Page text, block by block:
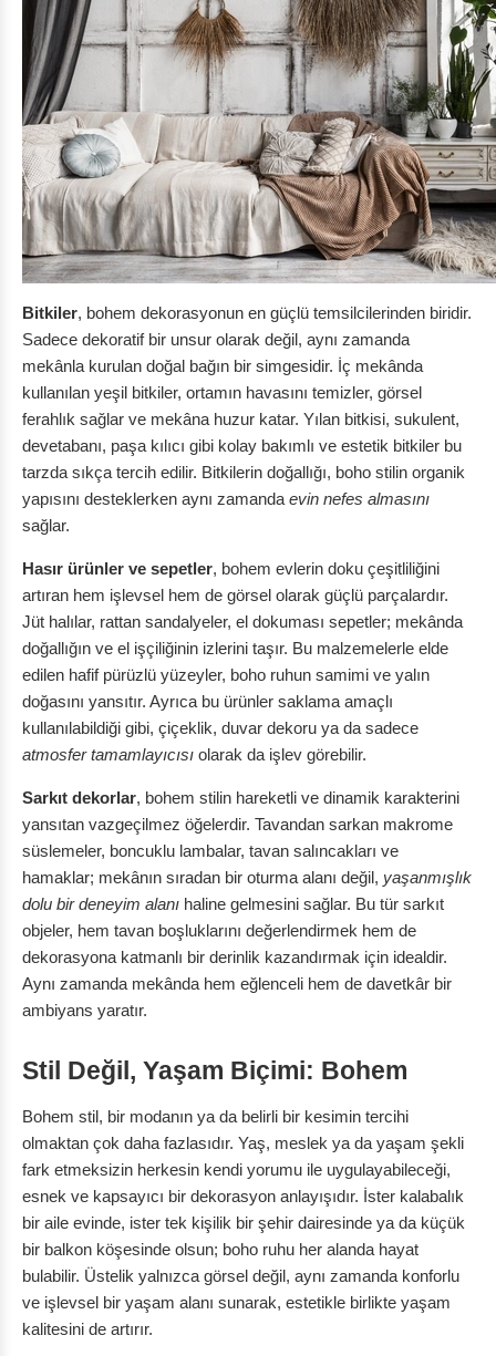
Bitkiler, bohem dekorasyonun en güçlü temsilcilerinden biridir.
Sadece dekoratif bir unsur olarak değil, aynı zamanda
mekânla kurulan doğal bağın bir simgesidir. İç mekânda
kullanılan yeşil bitkiler, ortamın havasını temizler, görsel
ferahlık sağlar ve mekâna huzur katar. Yılan bitkisi, sukulent,
devetabanı, paşa kılıcı gibi kolay bakımlı ve estetik bitkiler bu
tarzda sıkça tercih edilir. Bitkilerin doğallığı, boho stilin organik
yapısını desteklerken aynı zamanda evin nefes almasını
sağlar.
Hasır ürünler ve sepetler, bohem evlerin doku çeşitliliğini
artıran hem işlevsel hem de görsel olarak güçlü parçalardır.
Jüt halılar, rattan sandalyeler, el dokuması sepetler; mekânda
doğallığın ve el işçiliğinin izlerini taşır. Bu malzemelerle elde
edilen hafif pürüzlü yüzeyler, boho ruhun samimi ve yalın
doğasını yansıtır. Ayrıca bu ürünler saklama amaçlı
kullanılabildiği gibi, çiçeklik, duvar dekoru ya da sadece
atmosfer tamamlayıcısı olarak da işlev görebilir.
Sarkıt dekorlar, bohem stilin hareketli ve dinamik karakterini
yansıtan vazgeçilmez öğelerdir. Tavandan sarkan makrome
süslemeler, boncuklu lambalar, tavan salıncakları ve
hamaklar; mekânın sıradan bir oturma alanı değil, yaşanmışlık
dolu bir deneyim alanı haline gelmesini sağlar. Bu tür sarkıt
objeler, hem tavan boşluklarını değerlendirmek hem de
dekorasyona katmanlı bir derinlik kazandırmak için idealdir.
Aynı zamanda mekânda hem eğlenceli hem de davetkâr bir
ambiyans yaratır.
Stil Değil, Yaşam Biçimi: Bohem
Bohem stil, bir modanın ya da belirli bir kesimin tercihi
olmaktan çok daha fazlasıdır. Yaş, meslek ya da yaşam şekli
fark etmeksizin herkesin kendi yorumu ile uygulayabileceği,
esnek ve kapsayıcı bir dekorasyon anlayışıdır. İster kalabalık
bir aile evinde, ister tek kişilik bir şehir dairesinde ya da küçük
bir balkon köşesinde olsun; boho ruhu her alanda hayat
bulabilir. Üstelik yalnızca görsel değil, aynı zamanda konforlu
ve işlevsel bir yaşam alanı sunarak, estetikle birlikte yaşam
kalitesini de artırır.